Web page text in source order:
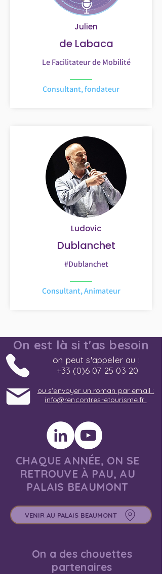
Julien
de Labaca
Le Facilitateur de Mobilité
Consultant, fondateur
Ludovic
Dublanchet
#Dublanchet
Consultant, Animateur
On est là si t'as besoin
on peut s'appeler au :
+33 (0)6 07 25 03 20
ou s'envoyer un roman par email :
info@rencontres-etourisme.fr
CHAQUE ANNÉE, ON SE
RETROUVE À PAU, AU
PALAIS BEAUMONT
VENIR AU PALAIS BEAUMONT
On a des chouettes
partenaires